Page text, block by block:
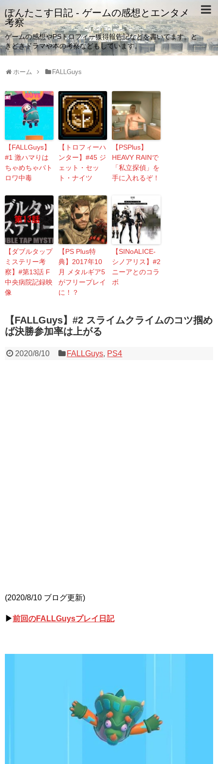
ぽんたこす日記 - ゲームの感想とエンタメ
考察
ゲームの感想やPSトロフィー獲得報告記などを書いてます。と
きどきドラマや本の考察などもしています。
ホーム FALLGuys
【FALLGuys】
#1 激ハマりは
ちゃめちゃバト
ロワ中毒
【トロフィーハ
ンター】#45 ジ
ェット・セッ
ト・ナイツ
【PSPlus】
HEAVY RAINで
「私立探偵」を
手に入れるぞ！
【ダブルタップ
ミステリー考
察】#第13話 F
中央病院記録映
像
【PS Plus特
典】2017年10
月 メタルギア5
がフリープレイ
に！？
【SINoALICE-
シノアリス】#2
ニーアとのコラ
ボ
【FALLGuys】#2 スライムクライムのコツ掴め
ば決勝参加率は上がる
2020/8/10 FALLGuys, PS4
(2020/8/10 ブログ更新)
▶前回のFALLGuysプレイ日記